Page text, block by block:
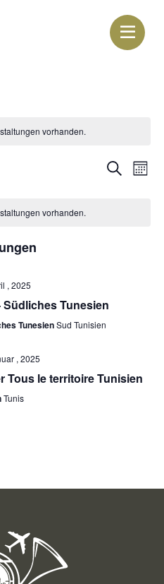
vorhanden.
Suche
vorhanden.
, 2025
Tunesien
TunesienSud Tunisien
, 2025
Tous le territoire Tunisien
Tunis